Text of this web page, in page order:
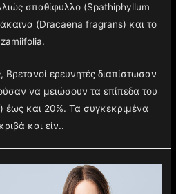
σπαθίφυλλο (Spathiphyllum
(Dracaena fragrans) και το
Βρετανοί ερευνητές διαπίστωσαν
να μειώσουν τα επίπεδα του
έως και 20%. Τα συγκεκριμένα
και είν..